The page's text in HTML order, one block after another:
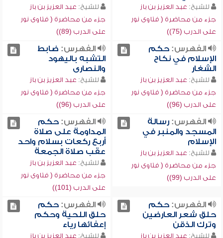
للشيخ: عبد العزيز بن باز
جزء من محاضرة ( فتاوى نور
على الدرب (75))
للشيخ: عبد العزيز بن باز
جزء من محاضرة ( فتاوى نور
على الدرب (89))
الفهرس:حكم
الإسلام في نكاح
الشغار
للشيخ: عبد العزيز بن باز
جزء من محاضرة ( فتاوى نور
على الدرب (96))
الفهرس: ضابط
التشبه باليهود
والنصارى
للشيخ: عبد العزيز بن باز
جزء من محاضرة ( فتاوى نور
على الدرب (96))
الفهرس:رسالة
المسجد والمنبر في
الإسلام
للشيخ: عبد العزيز بن باز
جزء من محاضرة ( فتاوى نور
على الدرب (99))
الفهرس:حكم
المداومة على صلاة
أربع ركعات بسلام واحد
عقب صلاة الجمعة
للشيخ: عبد العزيز بن باز
جزء من محاضرة ( فتاوى نور
على الدرب (101))
الفهرس:حكم
حلق شعر العارضين
وترك الذقن
للشيخ: عبد العزيز بن باز
الفهرس:حكم
حلق اللحية وحكم
إعفائها رياء
للشيخ: عبد العزيز بن باز